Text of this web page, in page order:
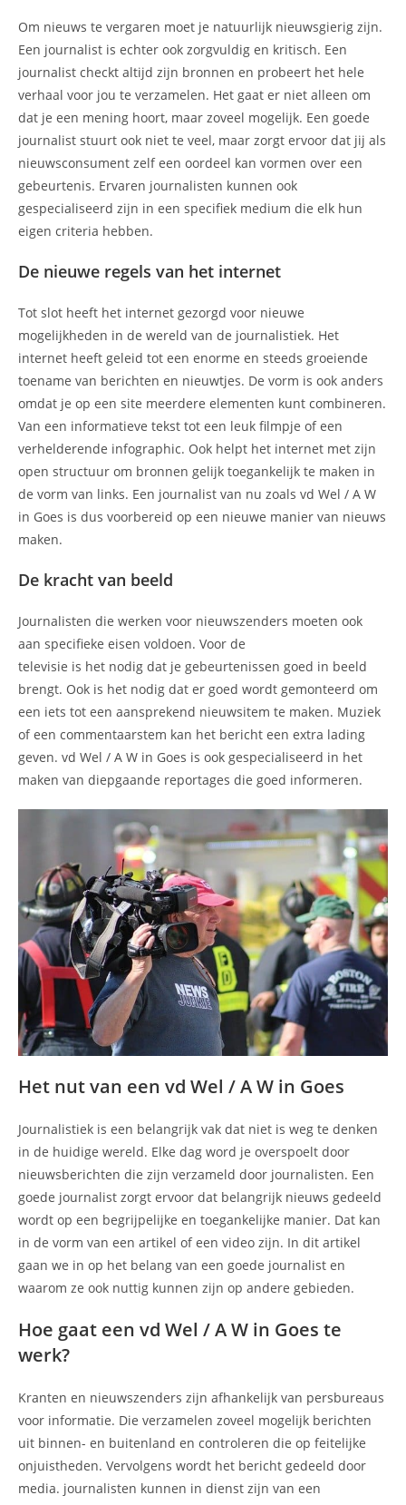
Om nieuws te vergaren moet je natuurlijk nieuwsgierig zijn.
Een journalist is echter ook zorgvuldig en kritisch. Een
journalist checkt altijd zijn bronnen en probeert het hele
verhaal voor jou te verzamelen. Het gaat er niet alleen om
dat je een mening hoort, maar zoveel mogelijk. Een goede
journalist stuurt ook niet te veel, maar zorgt ervoor dat jij als
nieuwsconsument zelf een oordeel kan vormen over een
gebeurtenis. Ervaren journalisten kunnen ook
gespecialiseerd zijn in een specifiek medium die elk hun
eigen criteria hebben.
De nieuwe regels van het internet
Tot slot heeft het internet gezorgd voor nieuwe
mogelijkheden in de wereld van de journalistiek. Het
internet heeft geleid tot een enorme en steeds groeiende
toename van berichten en nieuwtjes. De vorm is ook anders
omdat je op een site meerdere elementen kunt combineren.
Van een informatieve tekst tot een leuk filmpje of een
verhelderende infographic. Ook helpt het internet met zijn
open structuur om bronnen gelijk toegankelijk te maken in
de vorm van links. Een journalist van nu zoals vd Wel / A W
in Goes is dus voorbereid op een nieuwe manier van nieuws
maken.
De kracht van beeld
Journalisten die werken voor nieuwszenders moeten ook
aan specifieke eisen voldoen. Voor de
televisie is het nodig dat je gebeurtenissen goed in beeld
brengt. Ook is het nodig dat er goed wordt gemonteerd om
een iets tot een aansprekend nieuwsitem te maken. Muziek
of een commentaarstem kan het bericht een extra lading
geven. vd Wel / A W in Goes is ook gespecialiseerd in het
maken van diepgaande reportages die goed informeren.
Het nut van een vd Wel / A W in Goes
Journalistiek is een belangrijk vak dat niet is weg te denken
in de huidige wereld. Elke dag word je overspoelt door
nieuwsberichten die zijn verzameld door journalisten. Een
goede journalist zorgt ervoor dat belangrijk nieuws gedeeld
wordt op een begrijpelijke en toegankelijke manier. Dat kan
in de vorm van een artikel of een video zijn. In dit artikel
gaan we in op het belang van een goede journalist en
waarom ze ook nuttig kunnen zijn op andere gebieden.
Hoe gaat een vd Wel / A W in Goes te
werk?
Kranten en nieuwszenders zijn afhankelijk van persbureaus
voor informatie. Die verzamelen zoveel mogelijk berichten
uit binnen- en buitenland en controleren die op feitelijke
onjuistheden. Vervolgens wordt het bericht gedeeld door
media. journalisten kunnen in dienst zijn van een